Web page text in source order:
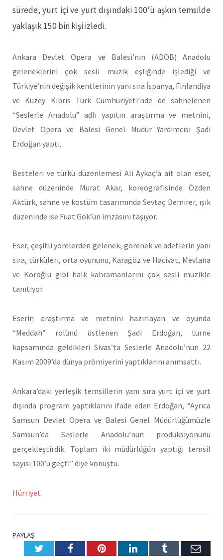
sürede, yurt içi ve yurt dışındaki 100’ü aşkın temsilde
yaklaşık 150 bin kişi izledi.
Ankara Devlet Opera ve Balesi’nin (ADOB) Anadolu
geleneklerini çok sesli müzik eşliğinde işlediği ve
Türkiye’nin değişik kentlerinin yanı sıra İspanya, Finlandiya
ve Kuzey Kıbrıs Türk Cumhuriyeti’nde de sahnelenen
“Seslerle Anadolu” adlı yapıtın araştırma ve metnini,
Devlet Opera ve Balesi Genel Müdür Yardımcısı Şadi
Erdoğan yaptı.
Besteleri ve türkü düzenlemesi Ali Aykaç’a ait olan eser,
sahne düzeninde Murat Akar, koreografisinde Özden
Aktürk, sahne ve kostüm tasarımında Sevtaç Demirer, ışık
düzeninde ise Fuat Gök’ün imzasını taşıyor.
Eser, çeşitli yörelerden gelenek, görenek ve adetlerin yanı
sıra, türküleri, orta oyununu, Karagöz ve Hacivat, Mevlana
ve Köroğlu gibi halk kahramanlarını çok sesli müzikle
tanıtıyor.
Eserin araştırma ve metnini hazırlayan ve oyunda
“Meddah” rolünü üstlenen Şadi Erdoğan, turne
kapsamında geldikleri Sivas’ta Seslerle Anadolu’nun 22
Kasım 2009’da dünya prömiyerini yaptıklarını anımsattı.
Ankara’daki yerleşik temsillerin yanı sıra yurt içi ve yurt
dışında program yaptıklarını ifade eden Erdoğan, “Ayrıca
Samsun Devlet Opera ve Balesi Genel Müdürlüğümüzle
Samsun’da Seslerle Anadolu’nun prodüksiyonunu
gerçekleştirdik. Toplam iki müdürlüğün yaptığı temsil
sayısı 100’ü geçti” diye konuştu.
Hürriyet
PAYLAŞ.
TwitterFacebookPinterestLinkedInTumblr E-